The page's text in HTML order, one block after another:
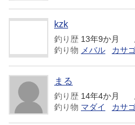
kzk
釣り歴 13年9か月
釣り物 メバル カサ
まる
釣り歴 14年4か月
釣り物 マダイ カサ